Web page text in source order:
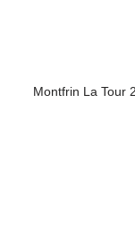
Montfrin La Tour